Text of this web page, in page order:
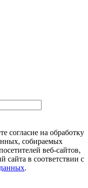
согласие на обработку
собираемых
веб-сайтов,
сайта в соответствии с
.